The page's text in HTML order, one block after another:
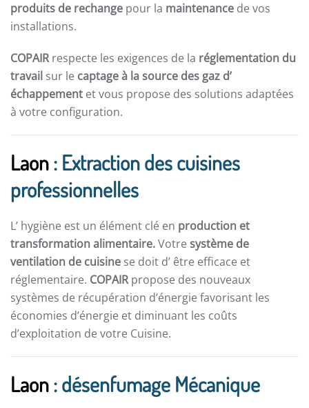
produits de rechange pour la maintenance de vos
installations.
COPAIRrespecte les exigences de la réglementation du
travail sur le captage à la source des gaz d’
échappement et vous propose des solutions adaptées
à votre configuration.
Laon: Extraction des cuisines
professionnelles
L’ hygiène est un élément clé en production et
transformation alimentaire.Votre système de
ventilation de cuisine se doit d’ être efficace et
réglementaire. COPAIRpropose des nouveaux
systèmes de récupération d’énergie favorisant les
économies d’énergie et diminuant les coûts
d’exploitation de votre Cuisine.
Laon: désenfumage Mécanique